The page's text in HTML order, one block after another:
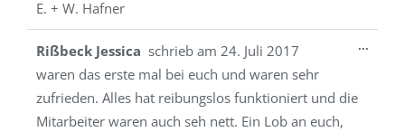
E. + W. Hafner
Rißbeck Jessica schrieb am 24. Juli 2017
waren das erste mal bei euch und waren sehr
zufrieden. Alles hat reibungslos funktioniert und die
Mitarbeiter waren auch seh nett. Ein Lob an euch,
...